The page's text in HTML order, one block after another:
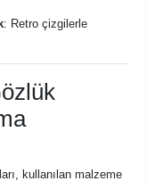
: Retro çizgilerle
kullanılan malzeme